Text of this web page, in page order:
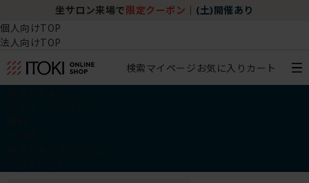
坐サロン来場で 限定クーポン (土)開催あり
個人向けTOP
法人向けTOP
検索マイページ お気に入り カート